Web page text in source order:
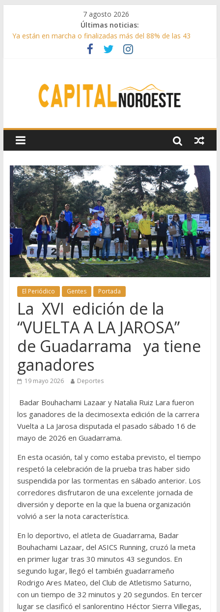
7 agosto 2026
Últimas noticias:
Ya están en marcha o finalizadas más del 88% de las 43
medidas urgentes para reconstruir la Sierra Oeste
Cerca de 33.000 asistentes en los espectáculos de la
kilos de forraje a las ganaderías afectadas por los incendios
de la Sierra Oeste
Guadarrama abre matricula 2026-2027 del Aula de
Humanidades
El Periódico Gentes Portada
La XVI edición de la
“VUELTA A LA JAROSA”
de Guadarrama ya tiene
ganadores
19 mayo 2026 Deportes
Badar Bouhachami Lazaar y Natalia Ruiz Lara fueron
los ganadores de la decimosexta edición de la carrera
Vuelta a La Jarosa disputada el pasado sábado 16 de
mayo de 2026 en Guadarrama.
En esta ocasión, tal y como estaba previsto, el tiempo
respetó la celebración de la prueba tras haber sido
suspendida por las tormentas en sábado anterior. Los
corredores disfrutaron de una excelente jornada de
diversión y deporte en la que la buena organización
volvió a ser la nota característica.
En lo deportivo, el atleta de Guadarrama, Badar
Bouhachami Lazaar, del ASICS Running, cruzó la meta
en primer lugar tras 30 minutos 43 segundos. En
segundo lugar, llegó el también guadarrameño
Rodrigo Ares Mateo, del Club de Atletismo Saturno,
con un tiempo de 32 minutos y 20 segundos. En tercer
lugar se clasificó el sanlorentino Héctor Sierra Villegas,